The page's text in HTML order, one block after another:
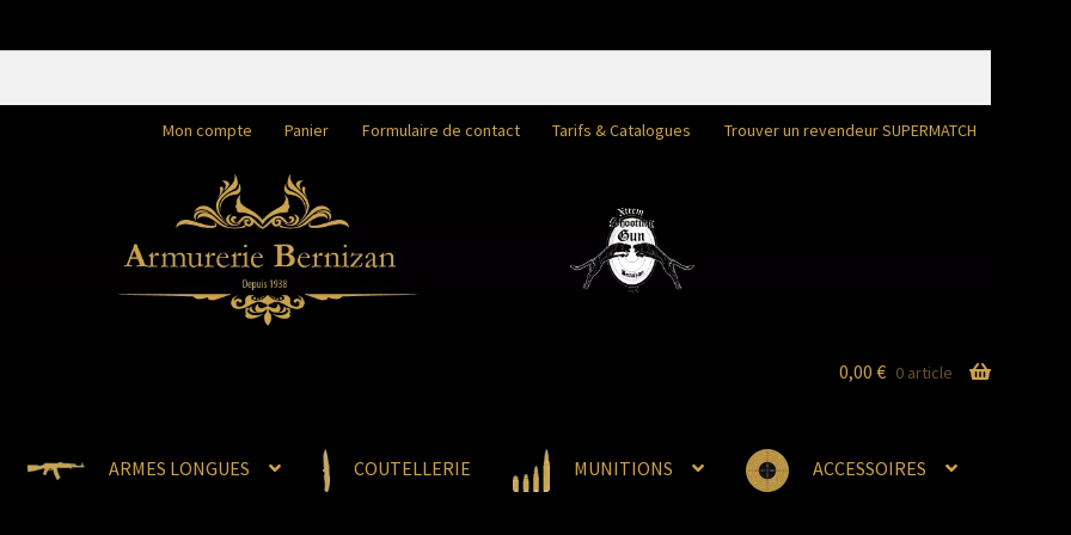
Mon compte Panier Formulaire de contact Tarifs & Catalogues Trouver un revendeur SUPERMATCH
ARMES LONGUES COUTELLERIE MUNITIONS ACCESSOIRES
0,00 € 0 article